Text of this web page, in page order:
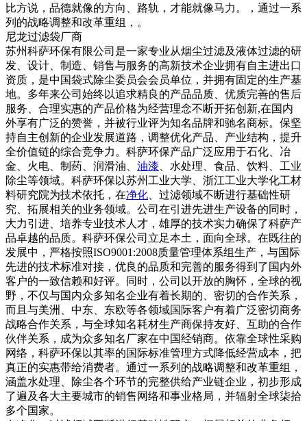
比方说，品德就像的方向、路轨，才能就像马力。，通过一系
列的战略调整和改革重组，。
尼龙过滤袋厂商
苏州科萨环保有限公司是一家专业从烟尘过滤及液体过滤的研
发、设计、制造、销售与服务的高新技术企业拥有自主进出口
资质，是中国袋式除尘委员会会员单位，并拥有固定的生产基
地。多年来公司始终以追求精良的产品品质、优质完善的售后
服务、合理实惠的产品价格为经营理念不断开拓创新,在国内
外享有广泛的赞誉，并被行业评为知名品牌和驰名商标。保坚
持自主创新的企业发展道路，调整优化产品、产业结构，提升
全价值链的综合竞争力。科萨环保产品广泛应用于石化、冶
金、火电、制药、润滑油、 油漆 、水处理、食品、饮料、工业
除尘等领域。科萨环保以苏州工业大学、浙江工业大学化工材
料研究院为技术依托，在净化 、过滤领域不断进行基础性研
究、拓展相关的业务领域。公司在引进先进生产设备的同时，
大力引进、培养专业技术人才，雄厚的技术实力确保了科萨产
品卓越的品质。科萨环保公司立足本土，面向全球。在既往的
发展中，严格按照ISO9001:2008质量管理体系组生产，与国际
先进的技术标准对接，优良的品质和完善的服务得到了国内外
客户的一致信赖和好评。同时，公司以开放的胸怀，全球的视
野，不仅与国内众多知名企业有着长期的、密切的合作关系，
而且与美洲、中东、东欧等各领域国际客户有着广泛密切商务
战略合作关系，与全球知名耗材生产商保持友好、互助的合作
伙伴关系，成为众多知名厂家在中国经销商。依靠全球性采购
网络，科萨环保以其率的国际标准管理方式降低经营成本，把
真正的实惠带给消费者。通过一系列的战略调整和改革重组，
涵盖水处理、除尘各个环节的完整供给产业链企业，初步形成
了遍及各大主要城市的销售网络和事业格局，并辐射全球柒拾
多个国家。